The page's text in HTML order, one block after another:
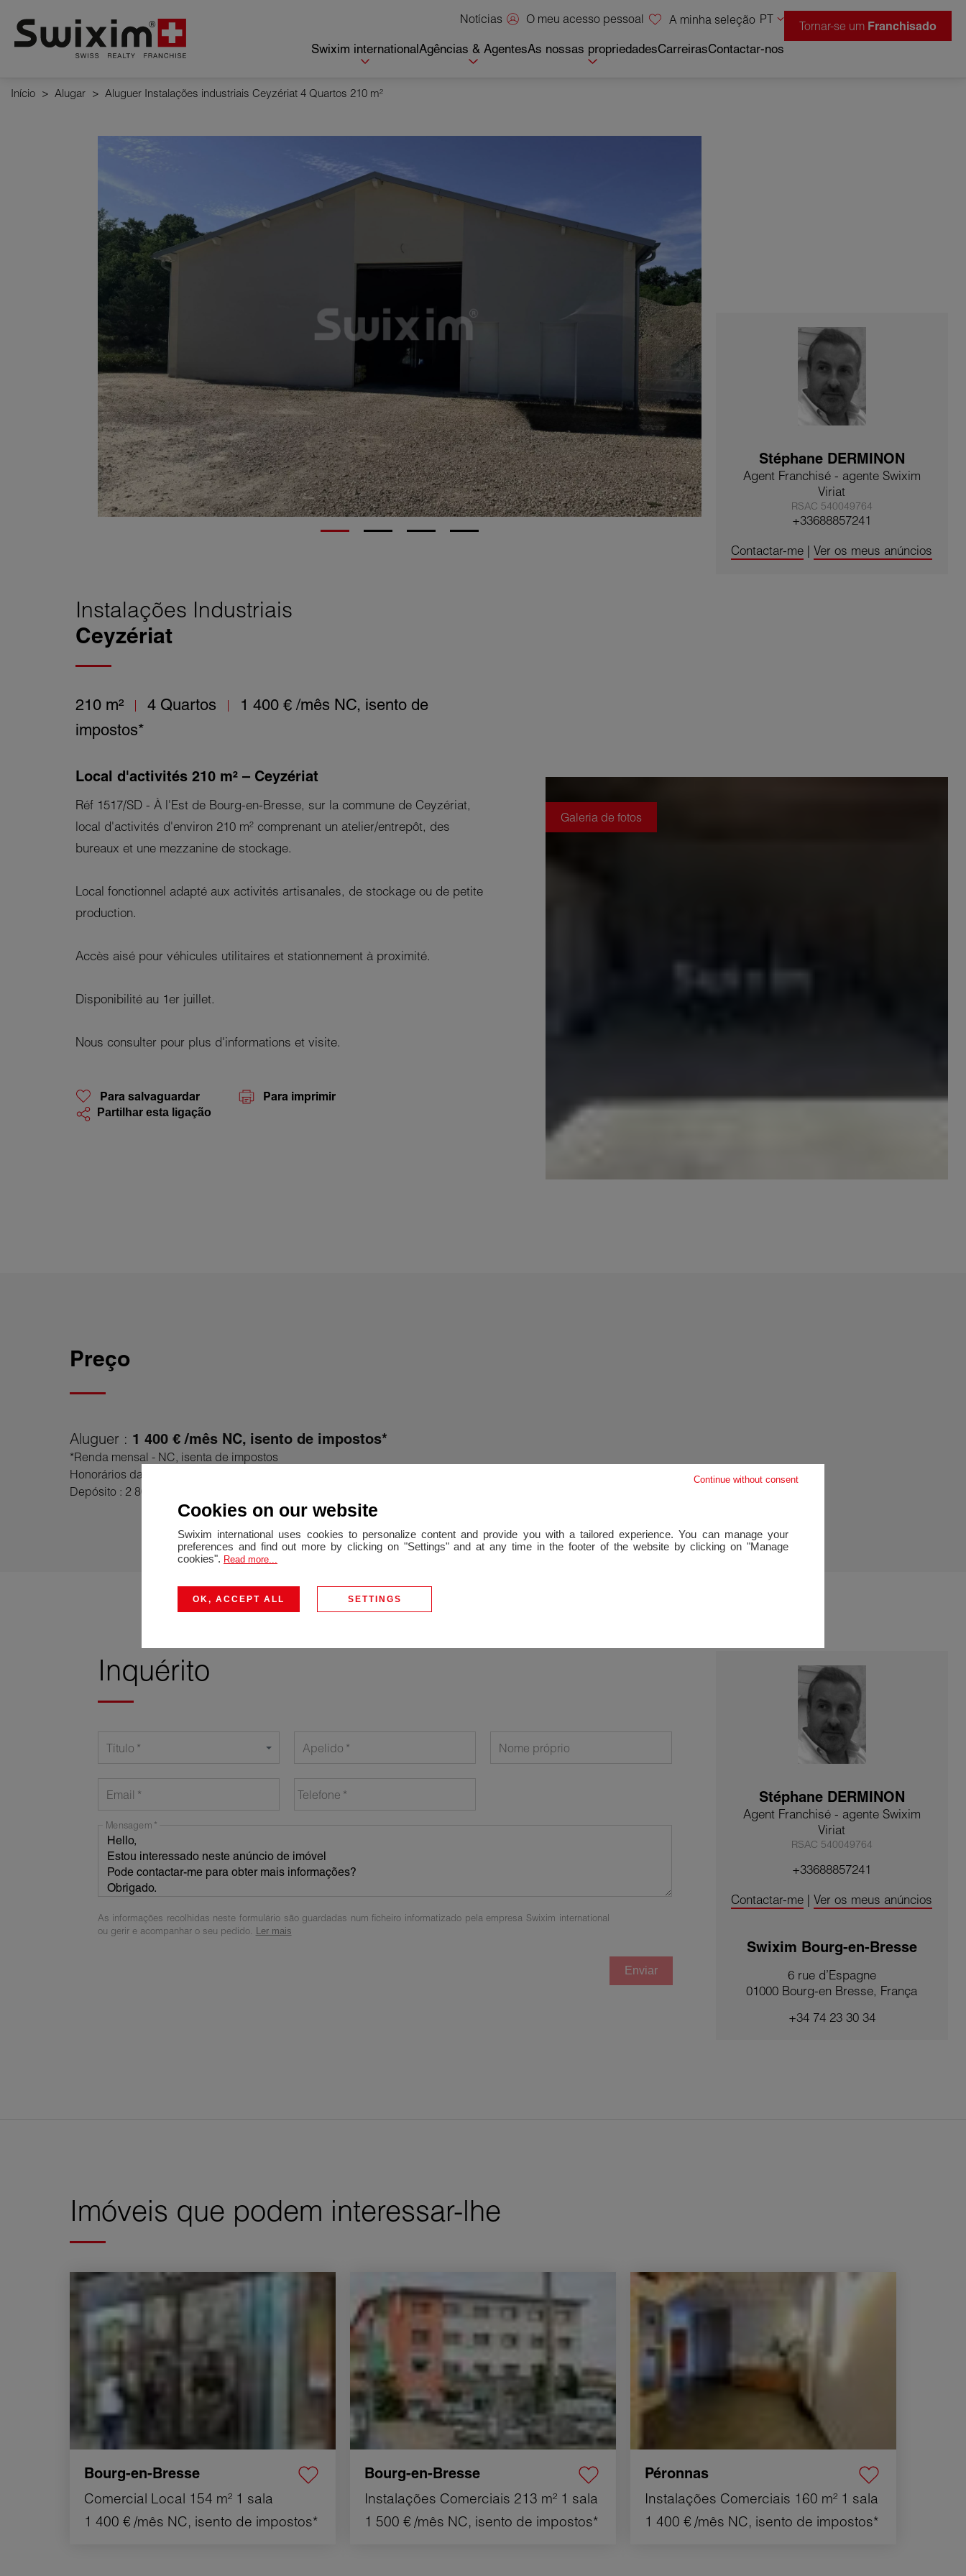
Notícias O meu acesso pessoal A minha seleção PT
Swixim internationalAgências & AgentesAs nossas propriedadesCarreirasContactar-nos
Tornar-se um Franchisado
Início > Alugar > Aluguer Instalações industriais Ceyzériat 4 Quartos 210 m²
Stéphane DERMINON
Agent Franchisé - agente Swixim
Viriat
RSAC 540049764
+33688857241
Contactar-me |Ver os meus anúncios
Instalações Industriais
Ceyzériat
210 m² 4 Quartos 1 400 €/mês NC, isento de
impostos*
Local d'activités 210 m² – Ceyzériat
Réf 1517/SD - À l'Est de Bourg-en-Bresse, sur la commune de Ceyzériat,
local d'activités d'environ 210 m² comprenant un atelier/entrepôt, des
bureaux et une mezzanine de stockage.
Local fonctionnel adapté aux activités artisanales, de stockage ou de petite
production.
Accès aisé pour véhicules utilitaires et stationnement à proximité.
Disponibilité au 1er juillet.
Nous consulter pour plus d'informations et visite.
Para salvaguardar Para imprimir
Partilhar esta ligação
Galeria de fotos
Preço
Aluguer : 1 400 € /mês NC, isento de impostos*
*Renda mensal - NC, isenta de impostos
Honorários da agência : 4 032 € imposto incl.
Depósito : 2 800 €
Inquérito
Título Apelido Nome próprio
Email Telefone
Mensagem
As informações recolhidas neste formulário são guardadas num ficheiro informatizado pela empresa Swixim international
ou gerir e acompanhar o seu pedido.
Ler mais
Enviar
Stéphane DERMINON
Agent Franchisé - agente Swixim
Viriat
RSAC 540049764
+33688857241
Contactar-me |Ver os meus anúncios
Swixim Bourg-en-Bresse
6 rue d’Espagne
01000 Bourg-en Bresse, França
+34 74 23 30 34
Imóveis que podem interessar-lhe
Aluguer Comercial local Bourg-en-Bresse 1 sala
Bourg-en-Bresse
Comercial Local 154 m² 1 sala
1 400 € /mês NC, isento de impostos*
Aluguer Instalações comerciais Bourg-en-Bresse
1 sala 213 m²
Bourg-en-Bresse
Instalações Comerciais 213 m² 1 sala
1 500 € /mês NC, isento de impostos*
Aluguer Instalações comerciais Péronnas 1 sala
160 m²
Péronnas
Instalações Comerciais 160 m² 1 sala
1 400 € /mês NC, isento de impostos*
Continue without consent
Cookies on our website
Swixim international uses cookies to personalize content and provide you with a tailored experience. You can manage your
preferences and find out more by clicking on "Settings" and at any time in the footer of the website by clicking on "Manage
cookies". Read more...
OK, ACCEPT ALL SETTINGS